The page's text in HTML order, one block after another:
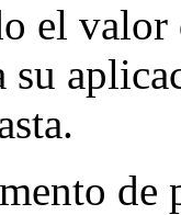
el
su
de